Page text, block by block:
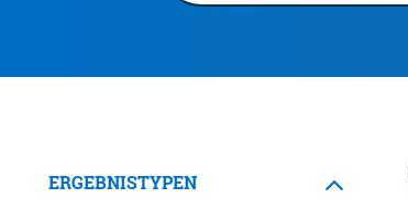
ERGEBNISTYPEN